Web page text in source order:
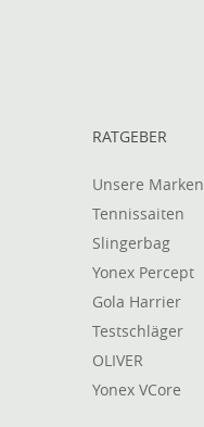
RATGEBER
Unsere Marken
Tennissaiten
Slingerbag
Yonex Percept
Gola Harrier
Testschläger
OLIVER
Yonex VCore